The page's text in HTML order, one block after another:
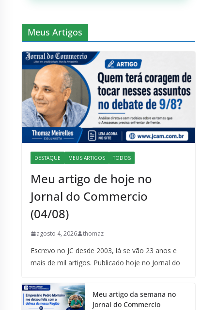
Meus Artigos
DESTAQUE MEUS ARTIGOS TODOS
Meu artigo de hoje no
Jornal do Commercio
(04/08)
agosto 4, 2026 thomaz
Escrevo no JC desde 2003, lá se vão 23 anos e
mais de mil artigos. Publicado hoje no Jornal do
Meu artigo da semana no
Jornal do Commercio